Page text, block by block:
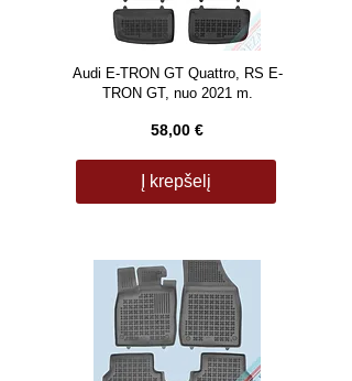
Audi E-TRON GT Quattro, RS E-
TRON GT, nuo 2021 m.
58,00 €
Į krepšelį